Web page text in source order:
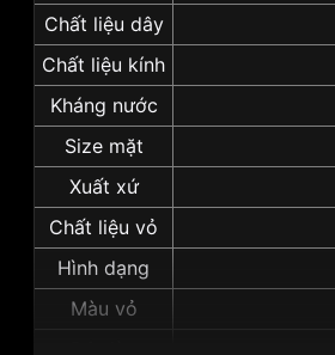
Chất liệu dây
Chất liệu kính
Kháng nước
Size mặt
Xuất xứ
Chất liệu vỏ
Hình dạng
Màu vỏ